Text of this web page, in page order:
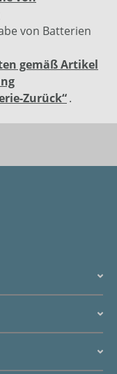
von Batterien
gemäß Artikel
Zurück“.